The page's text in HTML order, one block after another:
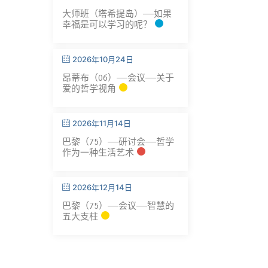
大师班（塔希提岛）——如果
幸福是可以学习的呢？
2026年10月24日
昂蒂布（06）——会议——关于
爱的哲学视角
2026年11月14日
巴黎（75）——研讨会——哲学
作为一种生活艺术
2026年12月14日
巴黎（75）——会议——智慧的
五大支柱